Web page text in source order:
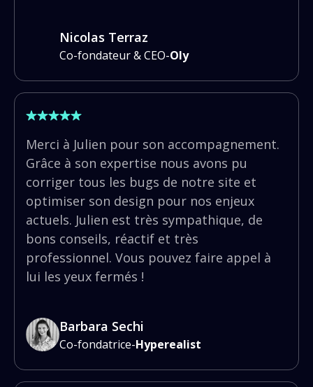
Nicolas Terraz
Co-fondateur & CEO-Oly
Merci à Julien pour son accompagnement.
Grâce à son expertise nous avons pu
corriger tous les bugs de notre site et
optimiser son design pour nos enjeux
actuels. Julien est très sympathique, de
bons conseils, réactif et très
professionnel. Vous pouvez faire appel à
lui les yeux fermés !
Barbara Sechi
Co-fondatrice-Hyperealist